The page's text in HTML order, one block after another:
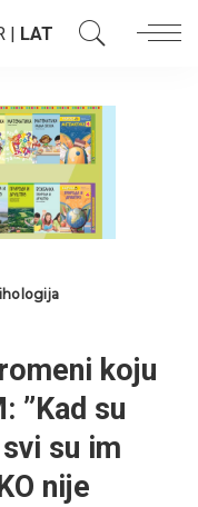
| LAT
koju
”Kad su
su im
nije